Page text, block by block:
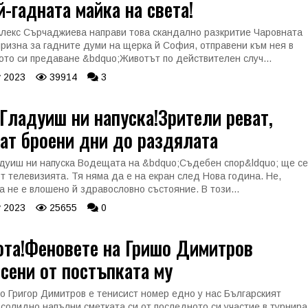
гадната майка на света!
Сърчаджиева направи това скандално разкритие Чаровната
за гадните думи на щерка й София, отправени към нея в
си предаване &bdquo;Животът по действителен случ...
39914 3
ни напуска!Зрители реват,
броени дни до раздялата
ни напуска Водещата на &bdquo;Съдебен спор&ldquo; ще се
телевизията. Тя няма да е на екран след Нова година. Не,
не е влошено й здравословно състояние. В този...
25655 0
на Гришо Димитров
от постъпката му
Григор Димитров е тенисист номер едно у нас Българският